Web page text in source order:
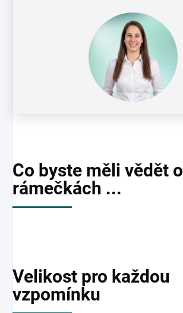
Co byste měli vědět o
rámečkách ...
Velikost pro každou
vzpomínku